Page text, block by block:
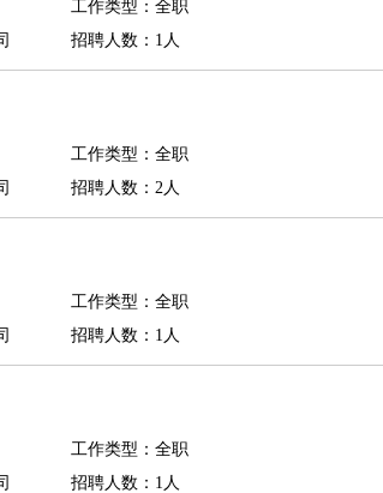
工作类型：全职
招聘人数：1人
工作类型：全职
招聘人数：2人
工作类型：全职
招聘人数：1人
工作类型：全职
招聘人数：1人